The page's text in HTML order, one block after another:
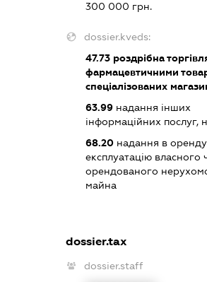
300 000 грн.
dossier.kveds:
47.73роздрібна
фармацевтичними
спеціалізованих
63.99надання інших
інформаційних послуг,
68.20надання в
експлуатацію власного
орендованого
майна
dossier.tax
dossier.staff